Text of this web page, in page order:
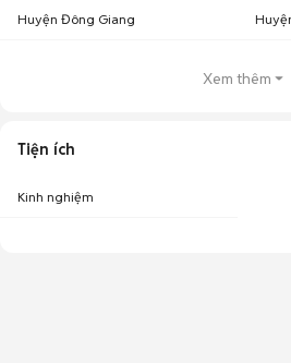
Huyện Đông Giang
Xem thêm
Tiện ích
Kinh nghiệm